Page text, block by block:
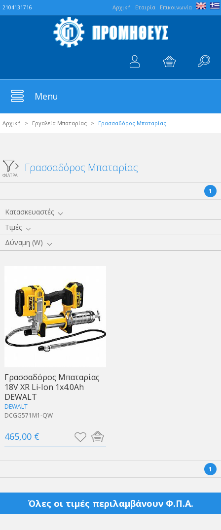
Aρχική Εταιρία Επικοινωνία
2104131716
Menu
Αρχική > Εργαλεία Μπαταρίας > Γρασσαδόρος Μπαταρίας
ΦΙΛΤΡΑ
Γρασσαδόρος Μπαταρίας
1
Κατασκευαστές
Τιμές
Δύναμη (W)
Γρασσαδόρος Μπαταρίας
18V XR Li-Ion 1x4.0Ah
DEWALT
DEWALT
DCGG571M1-QW
465,00 €
1
Όλες οι τιμές περιλαμβάνουν Φ.Π.Α.